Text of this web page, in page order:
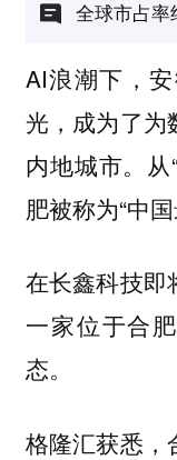
全球市占
AI浪潮下，
光，成为了为
内地城市。从
肥被称为“中
在长鑫科技即
一家位于合
态。
格隆汇获悉，